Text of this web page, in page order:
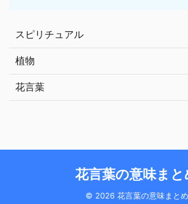
スピリチュアル
植物
花言葉
花言葉の意味まと
© 2026 花言葉の意味まとめ